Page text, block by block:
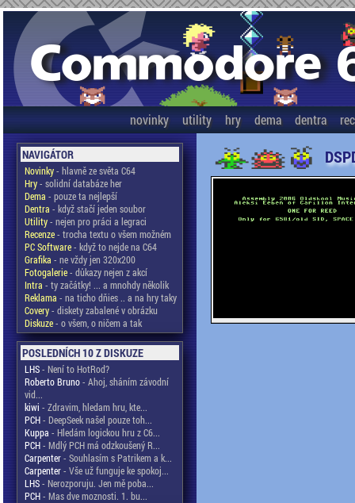
novinky utility hry dema dentra
NAVIGÁTOR
Novinky- hlavně ze světa C64
Hry- solidní databáze her
Dema - pouze ta nejlepší
Dentra - když stačí jeden soubor
Utility- nejen pro práci a legraci
Recenze- trocha textu o všem možném
PC Software- když to nejde na C64
Grafika - ne vždy jen 320x200
Fotogalerie- důkazy nejen z akcí
Intra - ty začátky! ... a mnohdy několik
Reklama - na ticho dňies .. a na hry taky
Covery- diskety zabalené v obrázku
Diskuze- o všem, o ničem a tak
POSLEDNÍCH 10 Z DISKUZE
LHS- Není to HotRod?
Roberto Bruno- Ahoj, sháním závodní
vid...
kiwi - Zdravim, hledam hru, kte...
PCH- DeepSeek našel pouze toh...
Kuppa - Hledám logickou hru z C6...
PCH- Mdlý PCH má odzkoušený R...
Carpenter- Souhlasím s Patrikem a k...
Carpenter- Vše už funguje ke spokoj...
LHS- Nerozporuju. Jen mě poba...
PCH- Mas dve moznosti. 1. bu...